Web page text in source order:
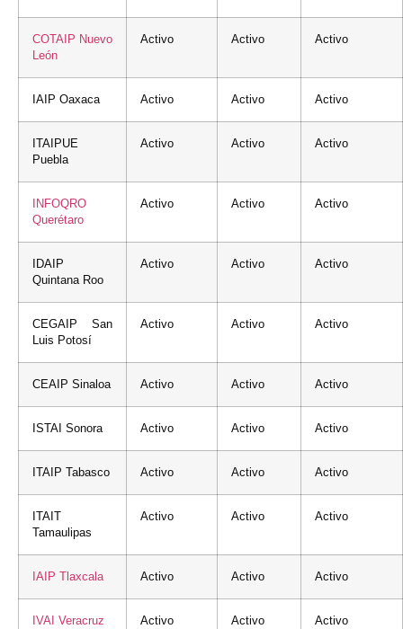
COTAIP Nuevo
León
Activo Activo Activo
IAIP Oaxaca Activo Activo Activo
ITAIPUE
Puebla
Activo Activo Activo
INFOQRO
Querétaro
Activo Activo Activo
IDAIP
Quintana Roo
Activo Activo Activo
CEGAIP San
Luis Potosí
Activo Activo Activo
CEAIP Sinaloa Activo Activo Activo
ISTAI Sonora Activo Activo Activo
ITAIP Tabasco Activo Activo Activo
ITAIT
Tamaulipas
Activo Activo Activo
IAIP Tlaxcala Activo Activo Activo
IVAI Veracruz Activo Activo Activo